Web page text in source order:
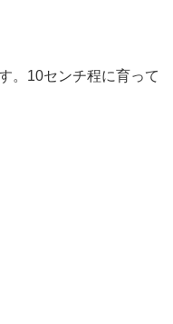
。10センチ程に育って